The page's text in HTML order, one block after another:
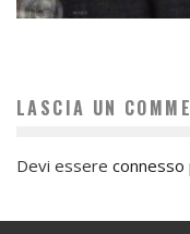
LASCIA UN
Devi essere connesso